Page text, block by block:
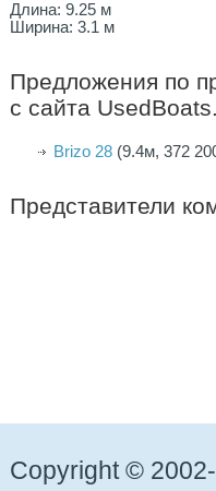
Длина: 9.25 м
Ширина: 3.1 м
Предложения по
с сайта
Brizo 28 (9.4м, 372
Представители
Copyright ©